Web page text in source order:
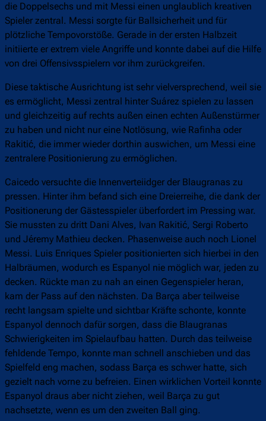
die Doppelsechs und mit Messi einen unglaublich kreativen
Spieler zentral. Messi sorgte für Ballsicherheit und für
plötzliche Tempovorstöße. Gerade in der ersten Halbzeit
initiierte er extrem viele Angriffe und konnte dabei auf die Hilfe
von drei Offensivsspielern vor ihm zurückgreifen.
Diese taktische Ausrichtung ist sehr vielversprechend, weil sie
es ermöglicht, Messi zentral hinter Suárez spielen zu lassen
und gleichzeitig auf rechts außen einen echten Außenstürmer
zu haben und nicht nur eine Notlösung, wie Rafinha oder
Rakitić, die immer wieder dorthin auswichen, um Messi eine
zentralere Positionierung zu ermöglichen.
Caicedo versuchte die Innenverteiidger der Blaugranas zu
pressen. Hinter ihm befand sich eine Dreierreihe, die dank der
Positionerung der Gästesspieler überfordert im Pressing war.
Sie mussten zu dritt Dani Alves, Ivan Rakitić, Sergi Roberto
und Jéremy Mathieu decken. Phasenweise auch noch Lionel
Messi. Luis Enriques Spieler positionierten sich hierbei in den
Halbräumen, wodurch es Espanyol nie möglich war, jeden zu
decken. Rückte man zu nah an einen Gegenspieler heran,
kam der Pass auf den nächsten. Da Barça aber teilweise
recht langsam spielte und sichtbar Kräfte schonte, konnte
Espanyol dennoch dafür sorgen, dass die Blaugranas
Schwierigkeiten im Spielaufbau hatten. Durch das teilweise
fehldende Tempo, konnte man schnell anschieben und das
Spielfeld eng machen, sodass Barça es schwer hatte, sich
gezielt nach vorne zu befreien. Einen wirklichen Vorteil konnte
Espanyol draus aber nicht ziehen, weil Barça zu gut
nachsetzte, wenn es um den zweiten Ball ging.